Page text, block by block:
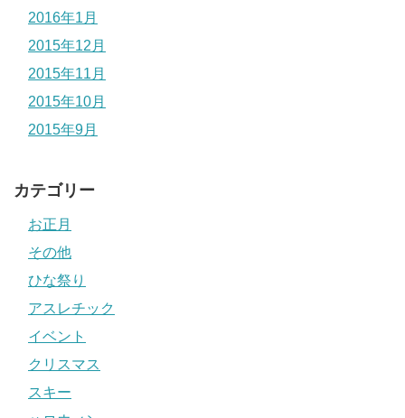
2016年1月
2015年12月
2015年11月
2015年10月
2015年9月
カテゴリー
お正月
その他
ひな祭り
アスレチック
イベント
クリスマス
スキー